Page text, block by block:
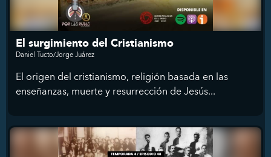
El surgimiento del Cristianismo
Daniel Tucto/Jorge Juárez
El origen del cristianismo, religión basada en las
enseñanzas, muerte y resurrección de Jesús...